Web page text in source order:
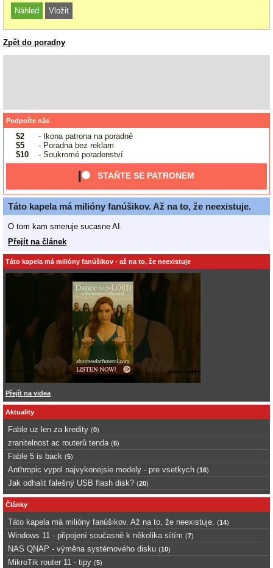
Zpět do poradny
Podpořte nás
$2
- Ikona patrona na poradně
$5
- Poradna bez reklam
$10
- Soukromé poradenství
STAŇTE SE PATRONEM
Táto kapela má milióny fanúšikov. Až na to, že neexistuje.
O tom kam smeruje sucasne AI.
Přejít na článek
Táto kapela má milióny fanúšikov - až na to, že neexistuje
Přejít na videa
Aktuality
Fable uz len za kredity (0)
zranitelnost ac routerů tenda (6)
Fable 5 is back (5)
Anthropic vypol najvykonejsie modely - pre vsetkych (16)
Jak odhalit falešný USB flash disk? (20)
Články
Táto kapela má milióny fanúšikov. Až na to, že neexistuje. (14)
Windows 11 - připojení současně k několika sítím (7)
NAS QNAP - výměna systémového disku (10)
MikroTik router 11 - tipy (5)